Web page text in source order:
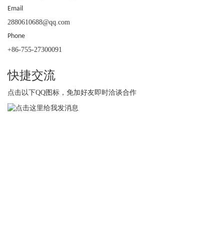
Email
2880610688@qq.com
Phone
+86-755-27300091
快捷交流
点击以下QQ图标，免加好友即时洽谈合作